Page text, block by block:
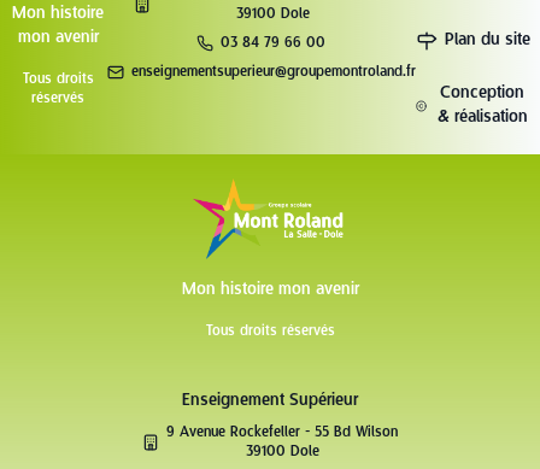
Mon histoire
mon avenir
Tous droits
réservés
39100 Dole
03 84 79 66 00
enseignementsuperieur@groupemontroland.fr
Plan du site
Conception
& réalisation
Mon histoire mon avenir
Tous droits réservés
Enseignement Supérieur
9 Avenue Rockefeller - 55 Bd Wilson
39100 Dole